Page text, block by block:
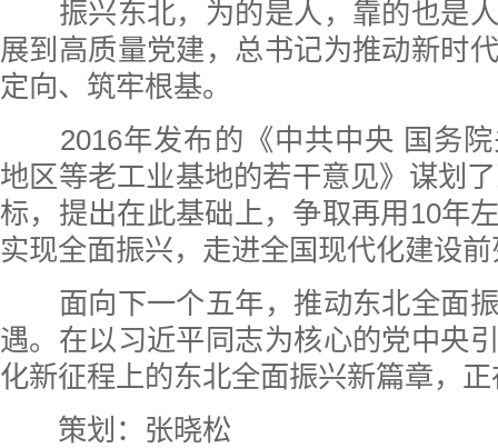
振兴东北，为的是人，靠的也是人
展到高质量党建，总书记为推动新时
定向、筑牢根基。
2016年发布的《中共中央 国务院
地区等老工业基地的若干意见》谋划
标，提出在此基础上，争取再用10年
实现全面振兴，走进全国现代化建设
面向下一个五年，推动东北全面振
遇。在以习近平同志为核心的党中央
化新征程上的东北全面振兴新篇章，
策划：张晓松